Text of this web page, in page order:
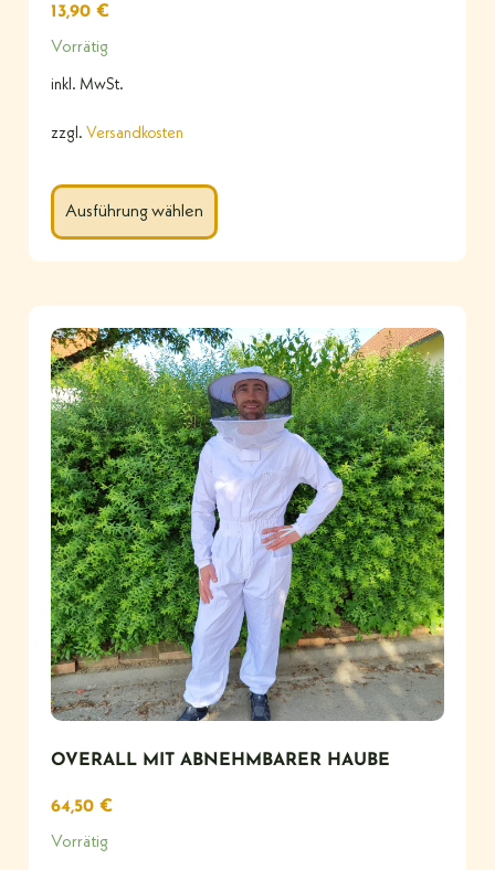
13,90 €
Vorrätig
inkl. MwSt.
zzgl. Versandkosten
Ausführung wählen
OVERALL MIT ABNEHMBARER HAUBE
64,50 €
Vorrätig